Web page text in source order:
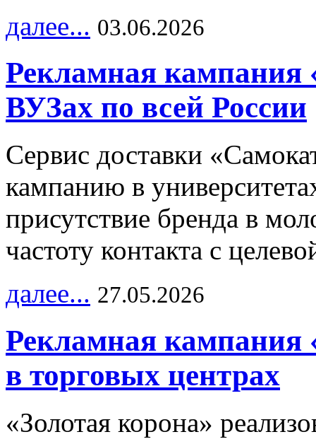
далее... 03.06.2026
Рекламная кампания
ВУЗах по всей России
Сервис доставки
кампанию в
присутствие бренда в
частоту контакта с
далее... 27.05.2026
Рекламная кампания
в торговых центрах
«Золотая корона»